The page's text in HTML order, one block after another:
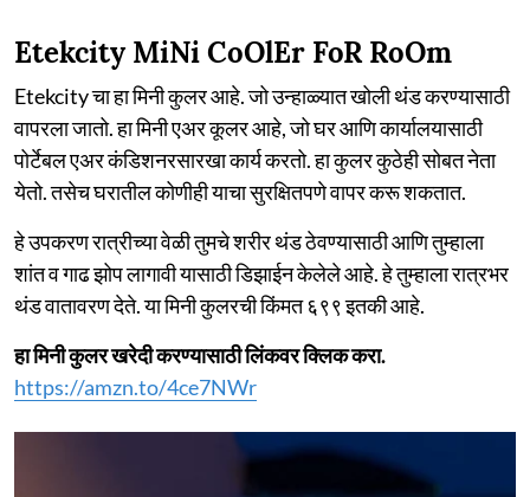
Etekcity MiNi CoOlEr FoR RoOm
Etekcity चा हा मिनी कुलर आहे. जो उन्हाळ्यात खोली थंड करण्यासाठी
वापरला जातो. हा मिनी एअर कूलर आहे, जो घर आणि कार्यालयासाठी
पोर्टेबल एअर कंडिशनरसारखा कार्य करतो. हा कुलर कुठेही सोबत नेता
येतो. तसेच घरातील कोणीही याचा सुरक्षितपणे वापर करू शकतात.
हे उपकरण रात्रीच्या वेळी तुमचे शरीर थंड ठेवण्यासाठी आणि तुम्हाला
शांत व गाढ झोप लागावी यासाठी डिझाईन केलेले आहे. हे तुम्हाला रात्रभर
थंड वातावरण देते. या मिनी कुलरची किंमत ६९९ इतकी आहे.
हा मिनी कुलर खरेदी करण्यासाठी लिंकवर क्लिक करा.
https://amzn.to/4ce7NWr